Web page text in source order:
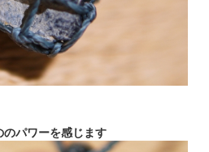
のパワーを感じます